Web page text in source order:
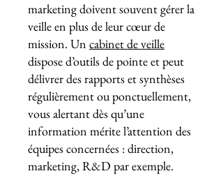
marketing doivent souvent gérer la
veille en plus de leur cœur de
mission. Un cabinet de veille
dispose d’outils de pointe et peut
délivrer des rapports et synthèses
régulièrement ou ponctuellement,
vous alertant dès qu’une
information mérite l’attention des
équipes concernées : direction,
marketing, R&D par exemple.